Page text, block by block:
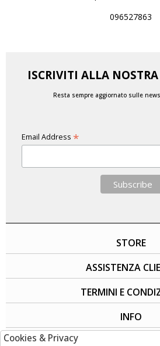
096527863
ISCRIVITI ALLA
Resta sempre aggiornato sulle
Email Address *
STORE
ASSISTENZA
TERMINI E
INFO
Cookies & Privacy